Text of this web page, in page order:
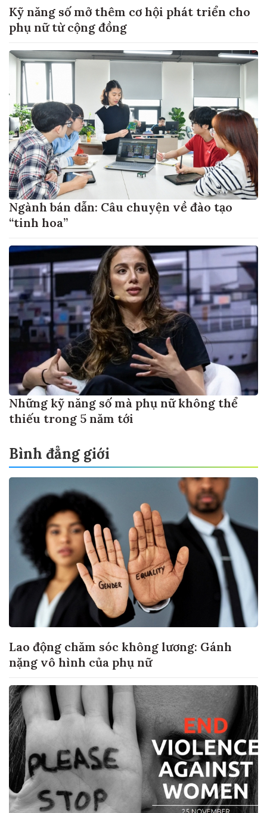
Kỹ năng số mở thêm cơ hội phát triển cho
phụ nữ từ cộng đồng
Ngành bán dẫn: Câu chuyện về đào tạo
“tinh hoa”
Những kỹ năng số mà phụ nữ không thể
thiếu trong 5 năm tới
Bình đẳng giới
Lao động chăm sóc không lương: Gánh
nặng vô hình của phụ nữ